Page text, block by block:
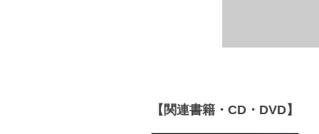
【関連書籍・CD・DVD】